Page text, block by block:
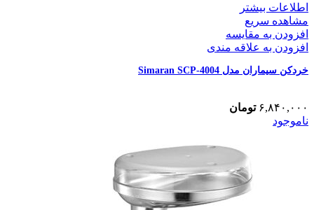
اطلاعات بیشتر
مشاهده سریع
افزودن به مقایسه
افزودن به علاقه مندی
خردکن سیماران مدل Simaran SCP-4004
۶,۸۴۰,۰۰۰ تومان
ناموجود